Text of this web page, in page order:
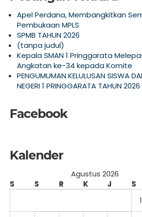
Apel Perdana, Membangkitkan
Pembukaan MPLS
SPMB TAHUN 2026
(tanpa judul)
Kepala SMAN 1 Pringgarata
Angkatan ke-34 kepada Komite
PENGUMUMAN KELULUSAN SISWA
NEGERI 1 PRINGGARATA TAHUN 2026
Facebook
Kalender
Agustus 2026
S
S R K J S
1